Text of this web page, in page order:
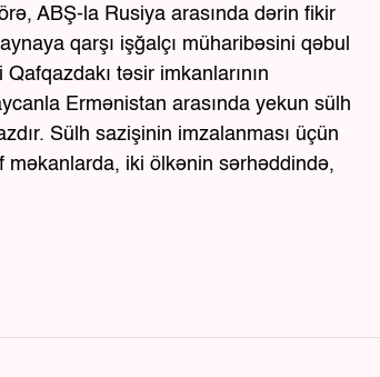
ABŞ-la Rusiya arasında dərin fikir
qarşı işğalçı müharibəsini qəbul
təsir imkanlarının
Ermənistan arasında yekun sülh
Sülh sazişinin imzalanması üçün
məkanlarda, iki ölkənin sərhəddində,